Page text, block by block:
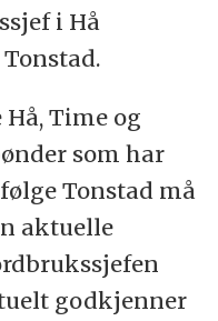
i Hå
Time og
som har
Tonstad må
aktuelle
godkjenner